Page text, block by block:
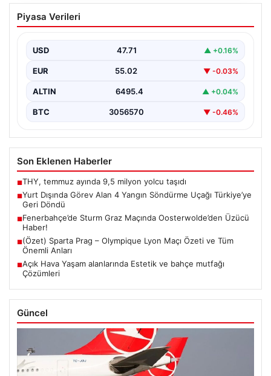
Fenerbahçe’de Sturm Graz Maçında
Oosterwolde’den Üzücü Haber!
gerçekleşen heyecan dolu mücadelede Fenerbahçe'nin
Sturm Graz…
Piyasa Verileri
USD 47.71 ▲ +0.16%
EUR 55.02 ▼ -0.03%
ALTIN 6495.4 ▲ +0.04%
BTC 3056570 ▼ -0.46%
Son Eklenen Haberler
■THY, temmuz ayında 9,5 milyon yolcu taşıdı
■Yurt Dışında Görev Alan 4 Yangın Söndürme Uçağı Türkiye’ye
Geri Döndü
■Fenerbahçe’de Sturm Graz Maçında Oosterwolde’den Üzücü
Haber!
■(Özet) Sparta Prag – Olympique Lyon Maçı Özeti ve Tüm
Önemli Anları
■Açık Hava Yaşam alanlarında Estetik ve bahçe mutfağı
Çözümleri
Güncel